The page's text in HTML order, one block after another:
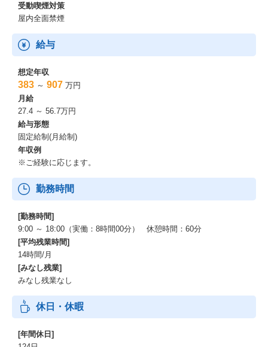
入社時だけではなくプロジェクト配属を決定する際にも大切にし
ており、
個人と組織のビジョンマッチングにより人財が躍動化する社会の
実現を目指しています。
AI Transformationの推進～1.4万人の社員が研修を受講～
AI Transformationを推進していくために
社内業務ではCopilotを中心にAIを活用し、
各プロジェクトではCopilotに限らず、
ベンダーフリーで顧客へ価値を提供しています。
顧客への価値提供を行うために、
AIを正しく使いこなすためのリテラシー教育・基礎研修を
社内で体系的に提供し、
2025年度は延べ1.4万人の社員がAI研修を受講しています。
さらに、より高度な価値提供に向けて
AIスキルマトリクスを定義し、
研修内容もテクノロジーの進化に合わせて随時更新しています。
特にソフトウェア開発においては、
GitHub CopilotやDevin・Claude CodeといったAIエージェントを
操作できる環境を用意し実際に触れることで、
ハーネスエンジニアリングが行える人財を開発していきます。
また、新たに公開されたAIエージェントは
性能や操作感を適宜検証し必要に応じて操作環境を提供していき
受動喫煙対策
屋内全面禁煙
給与
想定年収
383 ～ 907 万円
月給
27.4 ～ 56.7万円
給与形態
固定給制(月給制)
年収例
※ご経験に応じます。
勤務時間
[勤務時間]
9:00 ～ 18:00（実働：8時間00分） 休憩時間：60分
[平均残業時間]
14時間/月
[みなし残業]
みなし残業なし
休日・休暇
[年間休日]